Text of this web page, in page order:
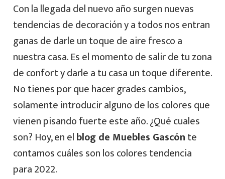
Con la llegada del nuevo año surgen nuevas
tendencias de decoración y a todos nos entran
ganas de darle un toque de aire fresco a
nuestra casa. Es el momento de salir de tu zona
de confort y darle a tu casa un toque diferente.
No tienes por que hacer grades cambios,
solamente introducir alguno de los colores que
vienen pisando fuerte este año. ¿Qué cuales
son? Hoy, en elblog de Muebles Gascónte
contamos cuáles son los colores tendencia
para 2022.